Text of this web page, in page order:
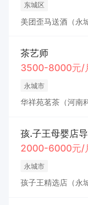
东城区
茶艺师
3500-8000元/
永城市
华祥苑茗茶（河南
孩.子王母婴店
2000-6000元/
永城市
孩子王精选店（永